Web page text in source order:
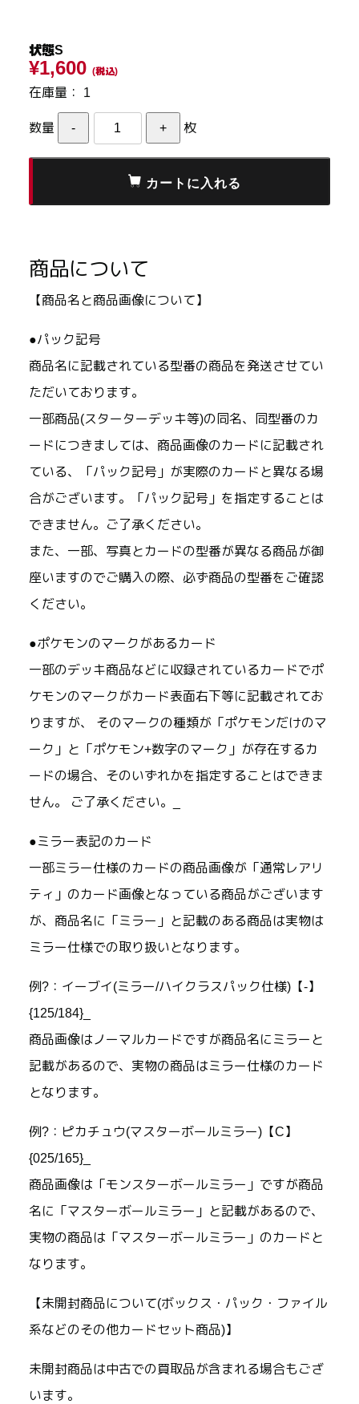
状態S
¥1,600 (税込)
在庫量： 1
数量 枚
商品について
【商品名と商品画像について】
●パック記号
商品名に記載されている型番の商品を発送させてい
ただいております。
一部商品(スターターデッキ等)の同名、同型番のカ
ードにつきましては、商品画像のカードに記載され
ている、「パック記号」が実際のカードと異なる場
合がございます。「パック記号」を指定することは
できません。ご了承ください。
また、一部、写真とカードの型番が異なる商品が御
座いますのでご購入の際、必ず商品の型番をご確認
ください。
●ポケモンのマークがあるカード
一部のデッキ商品などに収録されているカードでポ
ケモンのマークがカード表面右下等に記載されてお
りますが、 そのマークの種類が「ポケモンだけのマ
ーク」と「ポケモン+数字のマーク」が存在するカ
ードの場合、そのいずれかを指定することはできま
せん。 ご了承ください。_
●ミラー表記のカード
一部ミラー仕様のカードの商品画像が「通常レアリ
ティ」のカード画像となっている商品がございます
が、商品名に「ミラー」と記載のある商品は実物は
ミラー仕様での取り扱いとなります。
例?：イーブイ(ミラー/ハイクラスパック仕様)【-】
{125/184}_
商品画像はノーマルカードですが商品名にミラーと
記載があるので、実物の商品はミラー仕様のカード
となります。
例?：ピカチュウ(マスターボールミラー)【C】
{025/165}_
商品画像は「モンスターボールミラー」ですが商品
名に「マスターボールミラー」と記載があるので、
実物の商品は「マスターボールミラー」のカードと
なります。
【未開封商品について(ボックス・パック・ファイル
系などのその他カードセット商品)】
未開封商品は中古での買取品が含まれる場合もござ
います。